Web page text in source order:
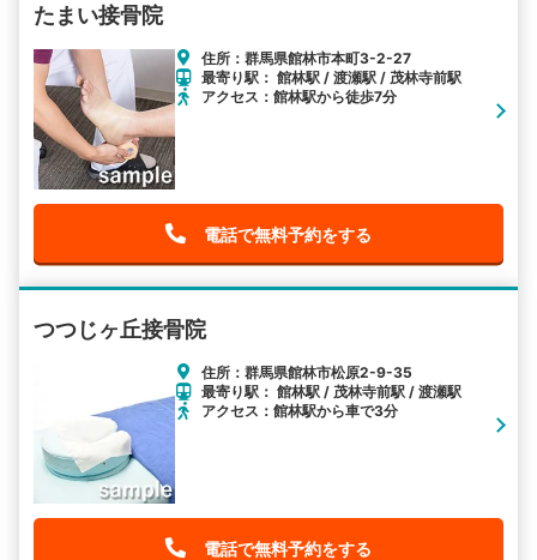
たまい接骨院
住所：群馬県館林市本町3-2-27
最寄り駅： 館林駅 / 渡瀬駅 / 茂林寺前駅
アクセス：館林駅から徒歩7分
電話で無料予約をする
つつじヶ丘接骨院
住所：群馬県館林市松原2-9-35
最寄り駅： 館林駅 / 茂林寺前駅 / 渡瀬駅
アクセス：館林駅から車で3分
電話で無料予約をする